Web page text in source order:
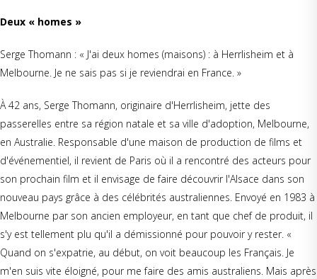
Deux « homes »
Serge Thomann : « J'ai deux homes (maisons) : à Herrlisheim et à
Melbourne. Je ne sais pas si je reviendrai en France. »
À 42 ans, Serge Thomann, originaire d'Herrlisheim, jette des
passerelles entre sa région natale et sa ville d'adoption, Melbourne,
en Australie. Responsable d'une maison de production de films et
d'événementiel, il revient de Paris où il a rencontré des acteurs pour
son prochain film et il envisage de faire découvrir l'Alsace dans son
nouveau pays grâce à des célébrités australiennes. Envoyé en 1983 à
Melbourne par son ancien employeur, en tant que chef de produit, il
s'y est tellement plu qu'il a démissionné pour pouvoir y rester. «
Quand on s'expatrie, au début, on voit beaucoup les Français. Je
m'en suis vite éloigné, pour me faire des amis australiens. Mais après